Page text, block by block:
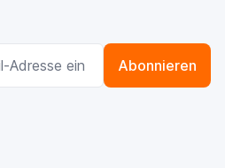
E-Mailadresse
Abonnieren